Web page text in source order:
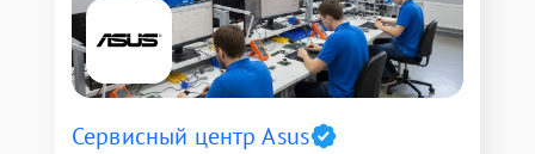
Сервисный центр Asus